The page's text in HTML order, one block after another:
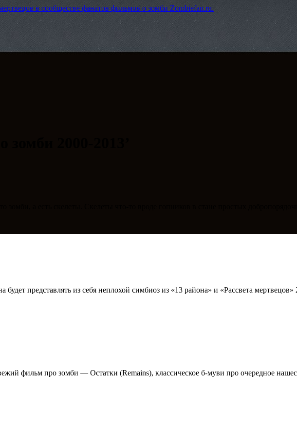
в сообществе фанатов фильмов о зомби Zombiefan.ru.
будет представлять из себя неплохой симбиоз из «13 района» и «Рассвета
фильм про зомби — Остатки (Remains), классическое б-муви про очередное